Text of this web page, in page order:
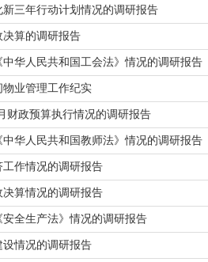
三年行动计划情况的调研报告
决算的调研报告
华人民共和国工会法》情况的调研报告
物业管理工作纪实
财政预算执行情况的调研报告
华人民共和国教师法》情况的调研报告
作情况的调研报告
决算情况的调研报告
全生产法》情况的调研报告
情况的调研报告